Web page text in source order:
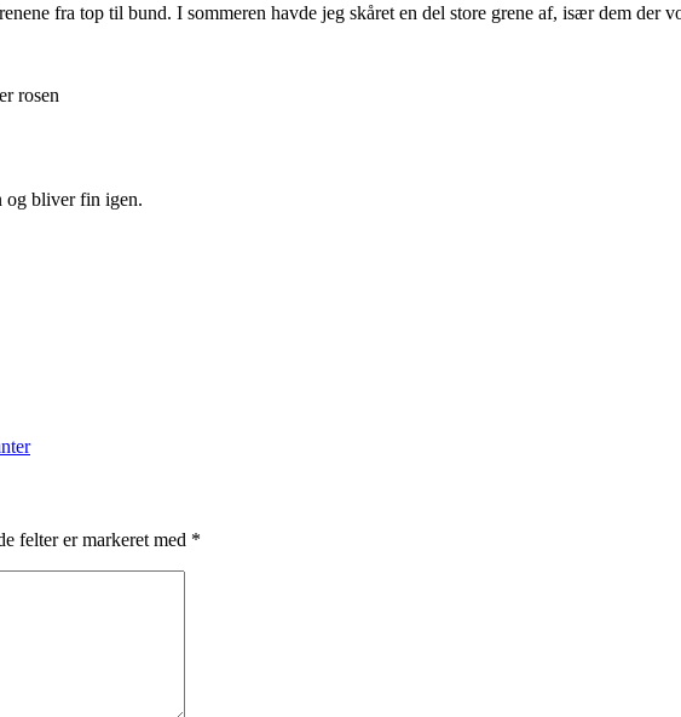
fra top til bund. I sommeren havde jeg skåret en del store grene af, især dem der
rosen
og bliver fin igen.
felter er markeret med *